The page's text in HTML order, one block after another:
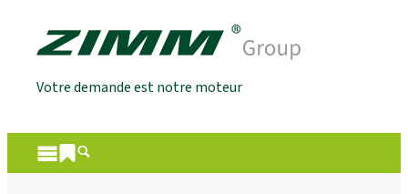
Votre demande est notre moteur